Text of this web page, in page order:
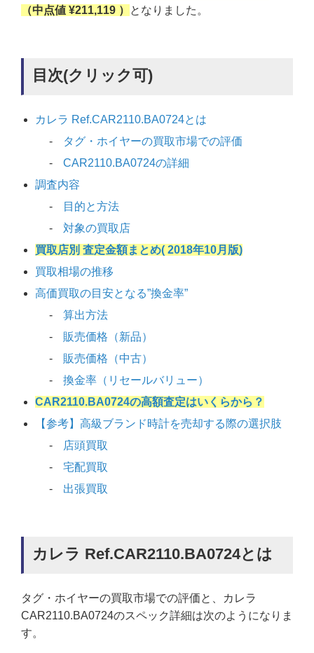
（中点値 ¥211,119 ）
となりました。
目次(クリック可)
カレラ Ref.CAR2110.BA0724とは
タグ・ホイヤーの買取市場での評価
CAR2110.BA0724の詳細
調査内容
目的と方法
対象の買取店
買取店別 査定金額まとめ( 2018年10月版)
買取相場の推移
高価買取の目安となる”換金率”
算出方法
販売価格（新品）
販売価格（中古）
換金率（リセールバリュー）
CAR2110.BA0724の高額査定はいくらから？
【参考】高級ブランド時計を売却する際の選択肢
店頭買取
宅配買取
出張買取
カレラ Ref.CAR2110.BA0724とは
タグ・ホイヤーの買取市場での評価と、カレラ
CAR2110.BA0724のスペック詳細は次のようになりま
す。